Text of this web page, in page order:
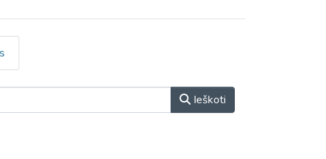
Ieškoti